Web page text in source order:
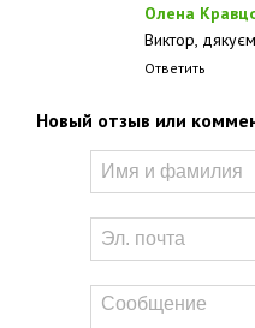
Олена
Виктор,
Ответить
Новый отзыв или